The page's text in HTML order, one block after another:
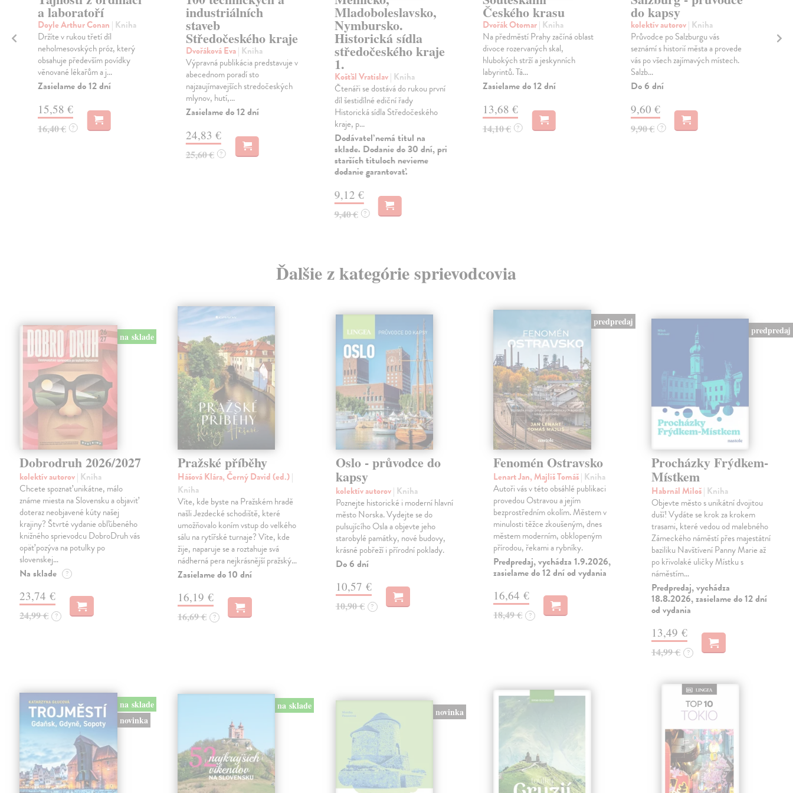
a laboratoří
Doyle Arthur Conan | Kniha
Držíte v rukou třetí díl
neholmesovských próz, který
obsahuje především povídky
věnované lékařům a j...
Zasielame do 12 dní
15,58 €
16,40 € ?
industriálních
staveb
Středočeského kraje
Dvořáková Eva| Kniha
Výpravná publikácia predstavuje v
abecednom poradí sto
najzaujímavejších stredočeských
mlynov, hutí,...
Zasielame do 12 dní
24,83 €
25,60 € ?
Mladoboleslavsko,
Nymbursko.
Historická sídla
středočeského kraje
1.
Košťál Vratislav| Kniha
Čtenáři se dostává do rukou první
díl šestidílné ediční řady
Historická sídla Středočeského
kraje, p...
Dodávateľ nemá titul na
sklade. Dodanie do 30 dní, pri
starších tituloch nevieme
dodanie garantovať.
9,12 €
9,40 € ?
Českého krasu
Dvořák Otomar| Kniha
Na předměstí Prahy začíná oblast
divoce rozervaných skal,
hlubokých strží a jeskynních
labyrintů. Tá...
Zasielame do 12 dní
13,68 €
14,10 € ?
do kapsy
kolektív autorov| Kniha
Průvodce po Salzburgu vás
seznámí s historií města a provede
vás po všech zajímavých místech.
Salzb...
Do 6 dní
9,60 €
9,90 € ?
Ďalšie z kategórie sprievodcovia
na sklade
Dobrodruh 2026/2027
kolektív autorov| Kniha
Chcete spoznať unikátne, málo
známe miesta na Slovensku a objaviť
doteraz neobjavené kúty našej
krajiny? Štvrté vydanie obľúbeného
knižného sprievodcu DobroDruh vás
opäť pozýva na potulky po
slovenskej…
Na sklade ?
23,74 €
24,99 € ?
Pražské příběhy
Hášová Klára, Černý David (ed.)|
Kniha
Víte, kde byste na Pražském hradě
našli Jezdecké schodiště, které
umožňovalo koním vstup do velkého
sálu na rytířské turnaje? Víte, kde
žije, naparuje se a roztahuje svá
nádherná pera nejkrásnější pražský…
Zasielame do 10 dní
16,19 €
16,69 € ?
Oslo - průvodce do
kapsy
kolektív autorov| Kniha
Poznejte historické i moderní hlavní
město Norska. Vydejte se do
pulsujícího Osla a objevte jeho
starobylé památky, nové budovy,
krásné pobřeží i přírodní poklady.
Do 6 dní
10,57 €
10,90 € ?
predpredaj
Fenomén Ostravsko
Lenart Jan, Majliš Tomáš| Kniha
Autoři vás v této obsáhlé publikaci
provedou Ostravou a jejím
bezprostředním okolím. Městem v
minulosti těžce zkoušeným, dnes
městem moderním, obklopeným
přírodou, řekami a rybníky.
Predpredaj, vychádza 1.9.2026,
zasielame do 12 dní od vydania
16,64 €
18,49 € ?
predpredaj
Procházky Frýdkem-
Místkem
Habrnál Miloš| Kniha
Objevte město s unikátní dvojitou
duší! Vydáte se krok za krokem
trasami, které vedou od malebného
Zámeckého náměstí přes majestátní
baziliku Navštívení Panny Marie až
po křivolaké uličky Místku s
náměstím…
Predpredaj, vychádza
18.8.2026, zasielame do 12 dní
od vydania
13,49 €
14,99 € ?
na sklade
novinka
na sklade
novinka